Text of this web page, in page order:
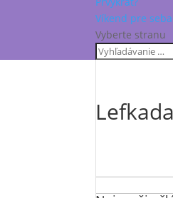
Víkend pre
Vyberte stranu